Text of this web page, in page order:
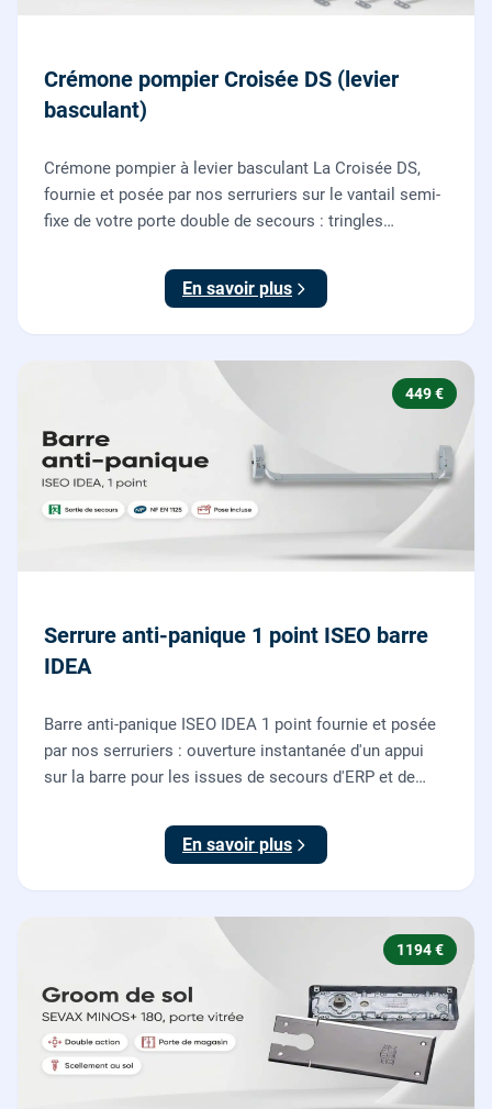
Crémone pompier Croisée DS (levier
basculant)
Crémone pompier à levier basculant La Croisée DS,
fournie et posée par nos serruriers sur le vantail semi-
fixe de votre porte double de secours : tringles
En savoir plus
449 €
Serrure anti-panique 1 point ISEO barre
IDEA
Barre anti-panique ISEO IDEA 1 point fournie et posée
par nos serruriers : ouverture instantanée d'un appui
sur la barre pour les issues de secours d'ERP et de
En savoir plus
1194 €